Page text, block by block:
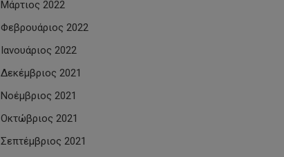
Μάρτιος 2022
Φεβρουάριος 2022
Ιανουάριος 2022
Δεκέμβριος 2021
Νοέμβριος 2021
Οκτώβριος 2021
Σεπτέμβριος 2021